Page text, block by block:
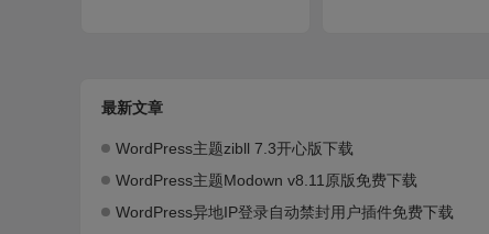
最新文章
WordPress主题zibll 7.3开心版下载
WordPress主题Modown v8.11原版免费下载
WordPress异地IP登录自动禁封用户插件免费下载